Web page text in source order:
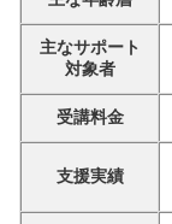
主なサポート
対象者
受講料金
支援実績